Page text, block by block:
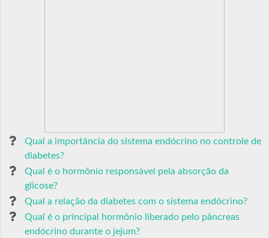
Qual a importância do sistema endócrino no controle de
diabetes?
Qual é o hormônio responsável pela absorção da
glicose?
Qual a relação da diabetes com o sistema endócrino?
Qual é o principal hormônio liberado pelo pâncreas
endócrino durante o jejum?